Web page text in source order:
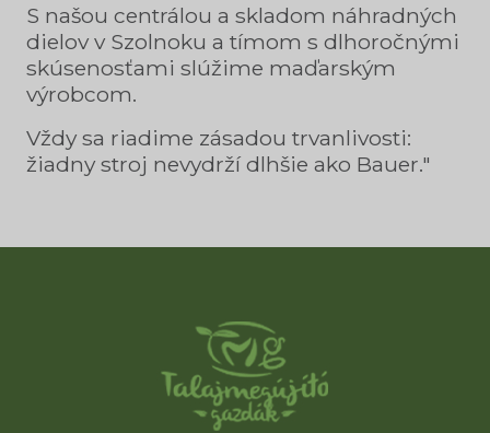
S našou centrálou a skladom náhradných
dielov v Szolnoku a tímom s dlhoročnými
skúsenosťami slúžime maďarským
výrobcom.
Vždy sa riadime zásadou trvanlivosti:
žiadny stroj nevydrží dlhšie ako Bauer."